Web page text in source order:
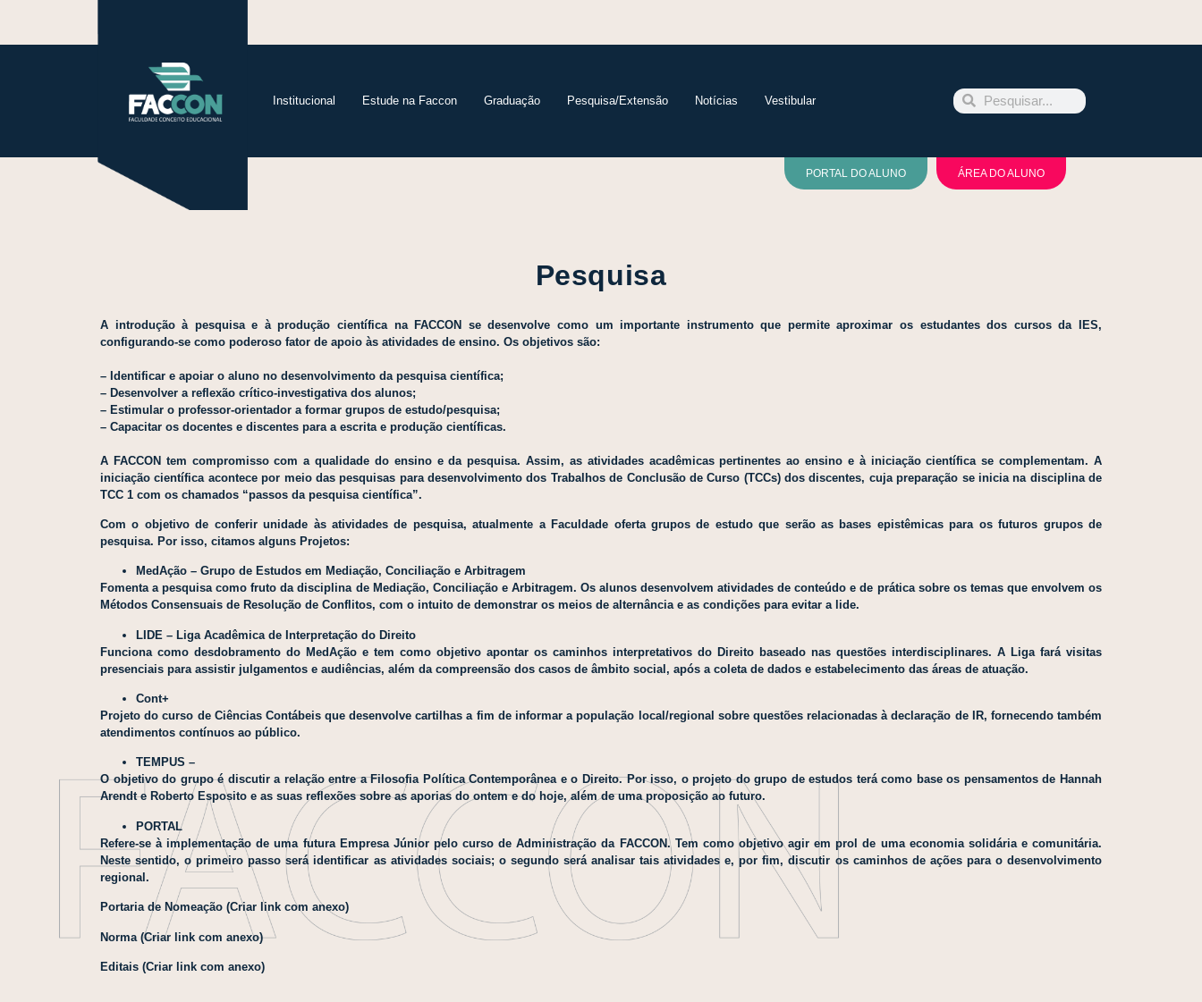
Institucional Estude na Faccon Graduação Pesquisa/Extensão Notícias Vestibular
PORTAL DO ALUNO ÁREA DO ALUNO
Pesquisa
A introdução à pesquisa e à produção científica na FACCON se desenvolve como um importante instrumento que permite aproximar os estudantes dos cursos da IES,
configurando-se como poderoso fator de apoio às atividades de ensino. Os objetivos são:
– Identificar e apoiar o aluno no desenvolvimento da pesquisa científica;
– Desenvolver a reflexão crítico-investigativa dos alunos;
– Estimular o professor-orientador a formar grupos de estudo/pesquisa;
– Capacitar os docentes e discentes para a escrita e produção científicas.
A FACCON tem compromisso com a qualidade do ensino e da pesquisa. Assim, as atividades acadêmicas pertinentes ao ensino e à iniciação científica se complementam. A
iniciação científica acontece por meio das pesquisas para desenvolvimento dos Trabalhos de Conclusão de Curso (TCCs) dos discentes, cuja preparação se inicia na disciplina de
TCC 1 com os chamados “passos da pesquisa científica”.
Com o objetivo de conferir unidade às atividades de pesquisa, atualmente a Faculdade oferta grupos de estudo que serão as bases epistêmicas para os futuros grupos de
pesquisa. Por isso, citamos alguns Projetos:
MedAção – Grupo de Estudos em Mediação, Conciliação e Arbitragem
Fomenta a pesquisa como fruto da disciplina de Mediação, Conciliação e Arbitragem. Os alunos desenvolvem atividades de conteúdo e de prática sobre os temas que envolvem os
Métodos Consensuais de Resolução de Conflitos, com o intuito de demonstrar os meios de alternância e as condições para evitar a lide.
LIDE – Liga Acadêmica de Interpretação do Direito
Funciona como desdobramento do MedAção e tem como objetivo apontar os caminhos interpretativos do Direito baseado nas questões interdisciplinares. A Liga fará visitas
presenciais para assistir julgamentos e audiências, além da compreensão dos casos de âmbito social, após a coleta de dados e estabelecimento das áreas de atuação.
Cont+
Projeto do curso de Ciências Contábeis que desenvolve cartilhas a fim de informar a população local/regional sobre questões relacionadas à declaração de IR, fornecendo também
atendimentos contínuos ao público.
TEMPUS –
O objetivo do grupo é discutir a relação entre a Filosofia Política Contemporânea e o Direito. Por isso, o projeto do grupo de estudos terá como base os pensamentos de Hannah
Arendt e Roberto Esposito e as suas reflexões sobre as aporias do ontem e do hoje, além de uma proposição ao futuro.
PORTAL
Refere-se à implementação de uma futura Empresa Júnior pelo curso de Administração da FACCON. Tem como objetivo agir em prol de uma economia solidária e comunitária.
Neste sentido, o primeiro passo será identificar as atividades sociais; o segundo será analisar tais atividades e, por fim, discutir os caminhos de ações para o desenvolvimento
regional.
Portaria de Nomeação (Criar link com anexo)
Norma (Criar link com anexo)
Editais (Criar link com anexo)